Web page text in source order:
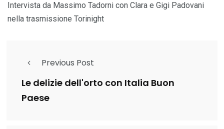
Intervista da Massimo Tadorni con Clara e Gigi Padovani
nella trasmissione Torinight
Previous Post
Le delizie dell'orto con Italia Buon
Paese